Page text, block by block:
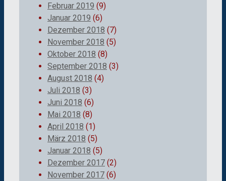
Februar 2019 (9)
Januar 2019 (6)
Dezember 2018 (7)
November 2018 (5)
Oktober 2018 (8)
September 2018 (3)
August 2018 (4)
Juli 2018 (3)
Juni 2018 (6)
Mai 2018 (8)
April 2018 (1)
März 2018 (5)
Januar 2018 (5)
Dezember 2017 (2)
November 2017 (6)